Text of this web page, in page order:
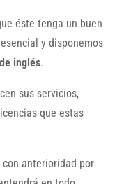
éste tenga un buen
y disponemos
inglés.
sus servicios,
que estas
anterioridad por